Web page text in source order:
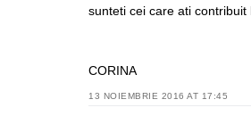
sunteti cei care ati contribuit
CORINA
13 NOIEMBRIE 2016 AT 17:45